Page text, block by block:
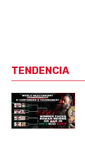
TENDENCIA